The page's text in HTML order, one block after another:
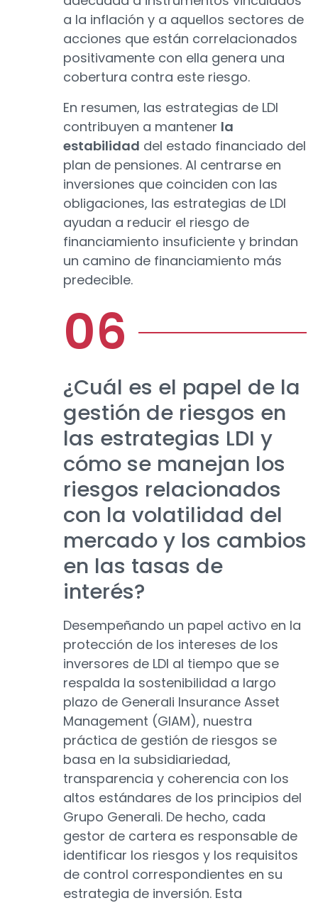
a la inflación y a aquellos sectores de
acciones que están correlacionados
positivamente con ella genera una
cobertura contra este riesgo.
En resumen, las estrategias de LDI
contribuyen a mantener la
estabilidad del estado financiado del
plan de pensiones. Al centrarse en
inversiones que coinciden con las
obligaciones, las estrategias de LDI
ayudan a reducir el riesgo de
financiamiento insuficiente y brindan
un camino de financiamiento más
predecible.
¿Cuál es el papel de la
gestión de riesgos en
las estrategias LDI y
cómo se manejan los
riesgos relacionados
con la volatilidad del
mercado y los cambios
en las tasas de
interés?
Desempeñando un papel activo en la
protección de los intereses de los
inversores de LDI al tiempo que se
respalda la sostenibilidad a largo
plazo de Generali Insurance Asset
Management (GIAM), nuestra
práctica de gestión de riesgos se
basa en la subsidiariedad,
transparencia y coherencia con los
altos estándares de los principios del
Grupo Generali. De hecho, cada
gestor de cartera es responsable de
identificar los riesgos y los requisitos
de control correspondientes en su
estrategia de inversión. Esta